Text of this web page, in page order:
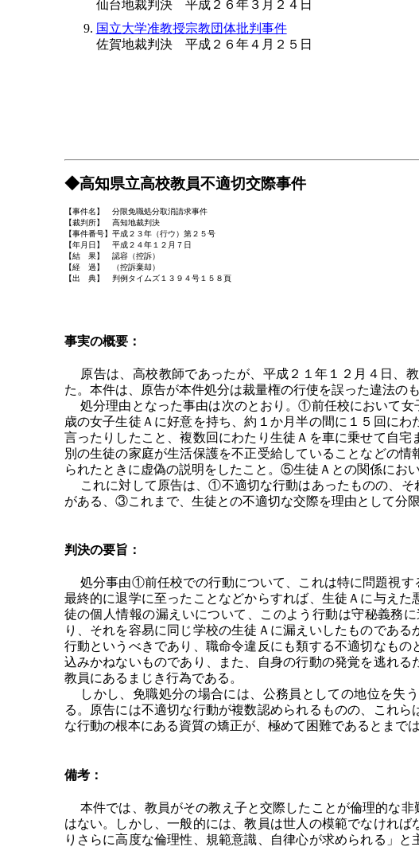
仙台地裁判決 平成２６年３月２４日
国立大学准教授宗教団体批判事件
佐賀地裁判決 平成２６年４月２５日
◆高知県立高校教員不適切交際事件
【事件名】 分限免職処分取消請求事件
【裁判所】 高知地裁判決
【事件番号】平成２３年（行ウ）第２５号
【年月日】 平成２４年１２月７日
【結 果】 認容（控訴）
【経 過】 （控訴棄却）
【出 典】 判例タイムズ１３９４号１５８頁
事実の概要：
原告は、高校教師であったが、平成２１年１２月４日、
た。本件は、原告が本件処分は裁量権の行使を誤った違法の
処分理由となった事由は次のとおり。①前任校において女
歳の女子生徒Ａに好意を持ち、約１か月半の間に１５回に
言ったりしたこと、複数回にわたり生徒Ａを車に乗せて自
別の生徒の家庭が生活保護を不正受給していることなどの
られたときに虚偽の説明をしたこと。⑤生徒Ａとの関係にお
これに対して原告は、①不適切な行動はあったものの、そ
がある、③これまで、生徒との不適切な交際を理由として分
判決の要旨：
処分事由①前任校での行動について、これは特に問題視す
最終的に退学に至ったことなどからすれば、生徒Ａに与え
徒の個人情報の漏えいについて、このよう行動は守秘義務
り、それを容易に同じ学校の生徒Ａに漏えいしたものであ
行動というべきであり、職命令違反にも類する不適切なも
込みかねないものであり、また、自身の行動の発覚を逃れ
教員にあるまじき行為である。
しかし、免職処分の場合には、公務員としての地位を失
る。原告には不適切な行動が複数認められるものの、これ
な行動の根本にある資質の矯正が、極めて困難であるとまで
備考：
本件では、教員がその教え子と交際したことが倫理的な非
はない。しかし、一般的には、教員は世人の模範でなけれ
りさらに高度な倫理性、規範意識、自律心が求められる」